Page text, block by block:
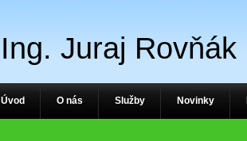
Ing. Juraj Rovňák
Úvod O nás Služby Novinky